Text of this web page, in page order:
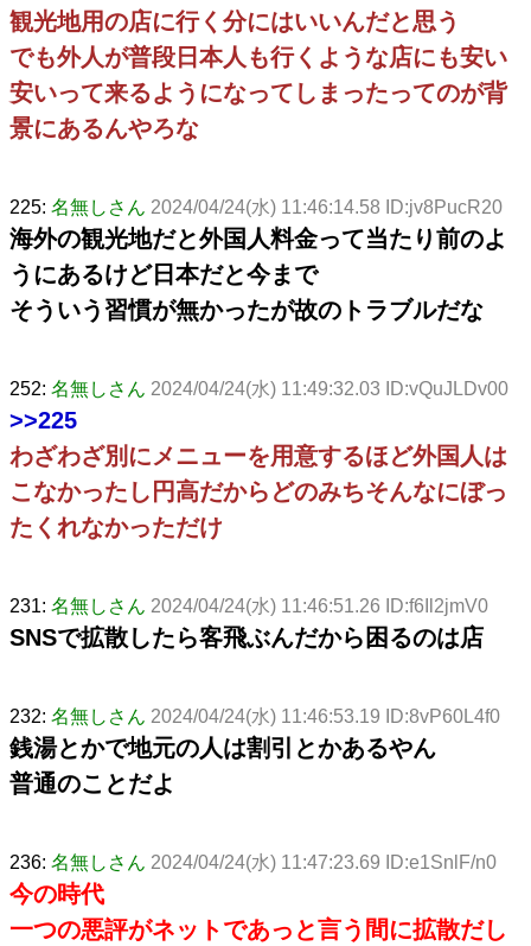
観光地用の店に行く分にはいいんだと思う
でも外人が普段日本人も行くような店にも安い
安いって来るようになってしまったってのが背
景にあるんやろな
225: 名無しさん 2024/04/24(水) 11:46:14.58 ID:jv8PucR20
海外の観光地だと外国人料金って当たり前のよ
うにあるけど日本だと今まで
そういう習慣が無かったが故のトラブルだな
252: 名無しさん 2024/04/24(水) 11:49:32.03 ID:vQuJLDv00
>>225
わざわざ別にメニューを用意するほど外国人は
こなかったし円高だからどのみちそんなにぼっ
たくれなかっただけ
231: 名無しさん 2024/04/24(水) 11:46:51.26 ID:f6Il2jmV0
SNSで拡散したら客飛ぶんだから困るのは店
232: 名無しさん 2024/04/24(水) 11:46:53.19 ID:8vP60L4f0
銭湯とかで地元の人は割引とかあるやん
普通のことだよ
236: 名無しさん 2024/04/24(水) 11:47:23.69 ID:e1SnlF/n0
今の時代
一つの悪評がネットであっと言う間に拡散だし